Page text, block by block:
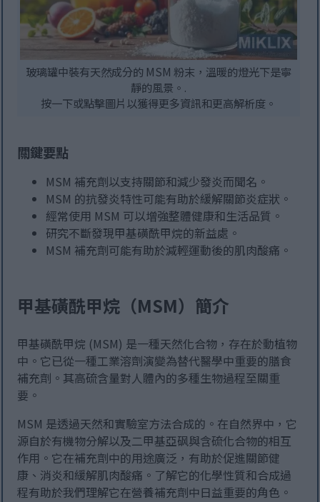
玻璃罐中裝有天然成分的 MSM 粉末，溫暖的燈光下是寧
靜的風景。.
按一下或點擊圖片以獲得更多資訊和更高解析度。
關鍵要點
MSM 補充劑以支持關節和減少發炎而聞名。
MSM 的抗發炎特性可能有助於緩解關節炎症狀。
經常使用 MSM 可以增強整體健康和生活品質。
研究不斷發現甲基磺酰甲烷的新益處。
MSM 補充劑可能有助於減輕運動後的肌肉酸痛。
甲基磺酰甲烷（MSM）簡介
甲基磺酰甲烷 (MSM) 是一種天然化合物，存在於動植物
中。它已從一種工業溶劑演變為替代醫學中重要的膳食
補充劑。其高硫含量對人體內的多種生物過程至關重
要。
MSM 是透過天然和實驗室方法合成的。在自然界中，它
源自於有機物分解以及二甲基亞砜與含硫化合物的相互
作用。它在補充劑中的用途廣泛，有助於促進關節健
康、消炎和緩解肌肉酸痛。了解它的化學性質和合成過
程有助於我們理解它在營養補充劑中日益重要的角色。